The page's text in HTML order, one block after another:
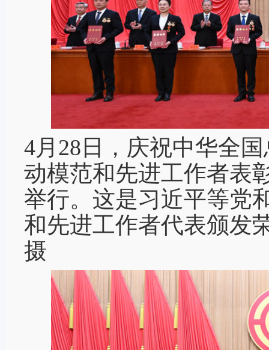
4月28日，庆祝中华全
动模范和先进工作者表
举行。这是习近平等党
和先进工作者代表颁发
摄